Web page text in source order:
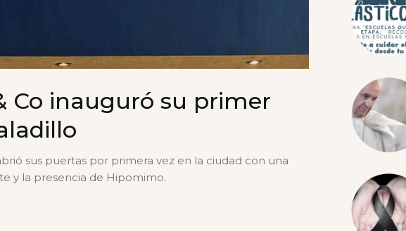
Co inauguró su primer
sus puertas por primera vez en la ciudad con una
y la presencia de Hipomimo.